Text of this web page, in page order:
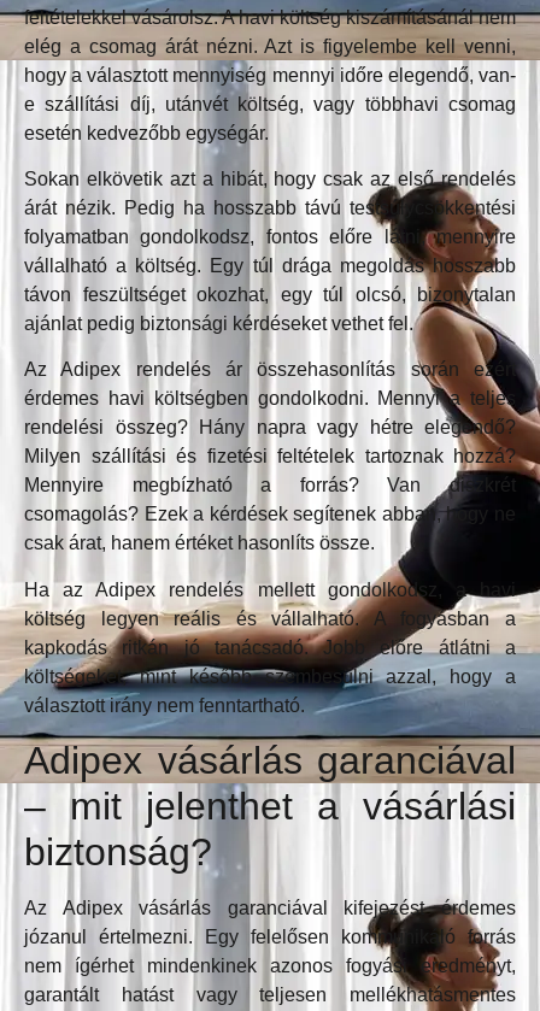
feltételekkel vásárolsz. A havi költség kiszámításánál nem
elég a csomag árát nézni. Azt is figyelembe kell venni,
hogy a választott mennyiség mennyi időre elegendő, van-
e szállítási díj, utánvét költség, vagy többhavi csomag
esetén kedvezőbb egységár.
Sokan elkövetik azt a hibát, hogy csak az első rendelés
árát nézik. Pedig ha hosszabb távú testsúlycsökkentési
folyamatban gondolkodsz, fontos előre látni, mennyire
vállalható a költség. Egy túl drága megoldás hosszabb
távon feszültséget okozhat, egy túl olcsó, bizonytalan
ajánlat pedig biztonsági kérdéseket vethet fel.
Az Adipex rendelés ár összehasonlítás során ezért
érdemes havi költségben gondolkodni. Mennyi a teljes
rendelési összeg? Hány napra vagy hétre elegendő?
Milyen szállítási és fizetési feltételek tartoznak hozzá?
Mennyire megbízható a forrás? Van diszkrét
csomagolás? Ezek a kérdések segítenek abban, hogy ne
csak árat, hanem értéket hasonlíts össze.
Ha az Adipex rendelés mellett gondolkodsz, a havi
költség legyen reális és vállalható. A fogyásban a
kapkodás ritkán jó tanácsadó. Jobb előre átlátni a
költségeket, mint később szembesülni azzal, hogy a
választott irány nem fenntartható.
Adipex vásárlás garanciával
– mit jelenthet a vásárlási
biztonság?
Az Adipex vásárlás garanciával kifejezést érdemes
józanul értelmezni. Egy felelősen kommunikáló forrás
nem ígérhet mindenkinek azonos fogyási eredményt,
garantált hatást vagy teljesen mellékhatásmentes